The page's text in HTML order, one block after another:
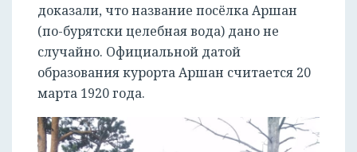
доказали, что название посёлка Аршан
(по-бурятски целебная вода) дано не
случайно. Официальной датой
образования курорта Аршан считается 20
марта 1920 года.